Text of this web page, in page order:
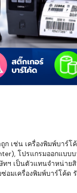
มสต็อก กับใช้
อย่างไร?
มาะกับธุรกิจที่
ำงานของ
รับสินค้า จัด
ก จนถึงจัดส่ง
บธุรกิจ 3PL,
Commerce:
เช่น เครื่องพิมพ์บาร์โ
โปรแกรมออกแ
ป็นตัวแทนจำหน่ายสิ
เครื่องพิมพ์บาร์โค้ด